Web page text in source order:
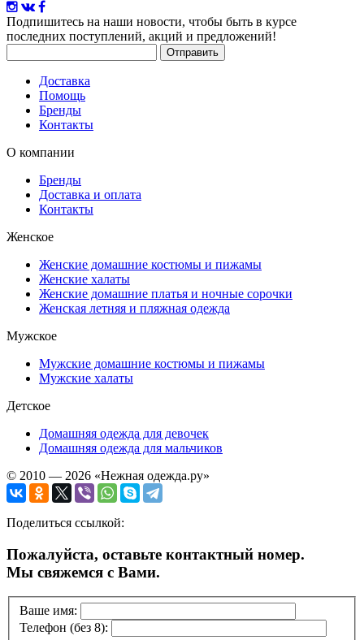
Подпишитесь на наши новости, чтобы быть в курсе
последних поступлений, акций и предложений!
Доставка
Помощь
Бренды
Контакты
О компании
Бренды
Доставка и оплата
Контакты
Женское
Женские домашние костюмы и пижамы
Женские халаты
Женские домашние платья и ночные сорочки
Женская летняя и пляжная одежда
Мужское
Мужские домашние костюмы и пижамы
Мужские халаты
Детское
Домашняя одежда для девочек
Домашняя одежда для мальчиков
© 2010 — 2026 «Нежная одежда.ру»
Поделиться ссылкой:
Пожалуйста, оставьте контактный номер.
Мы свяжемся с Вами.
Ваше имя:
Телефон (без 8):